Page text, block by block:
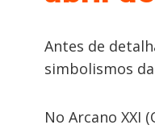
Antes de
simbolismos
No Arcano XXI